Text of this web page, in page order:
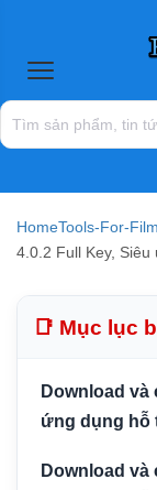
HomeTools-For-
4.0.2 Full Key,
📑 Mục lục
Download và
ứng dụng hỗ
Download và